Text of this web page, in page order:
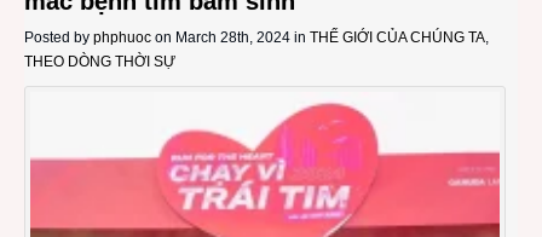
Posted by phphuoc on March 28th, 2024 in THẾ GIỚI CỦA CHÚNG TA,
THEO DÒNG THỜI SỰ